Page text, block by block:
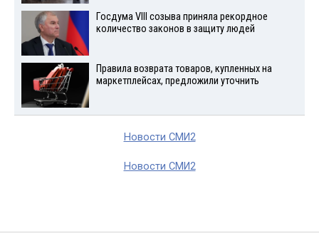
Госдума VIII созыва приняла рекордное
количество законов в защиту людей
Правила возврата товаров, купленных на
маркетплейсах, предложили уточнить
Новости СМИ2
Новости СМИ2